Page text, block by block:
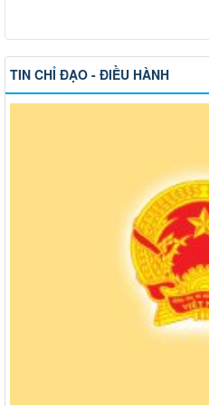
TIN CHỈ ĐẠO - ĐIỀU HÀNH